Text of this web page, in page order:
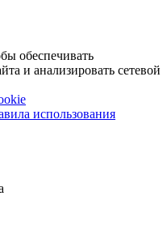
обеспечивать
и анализировать сетевой
использования